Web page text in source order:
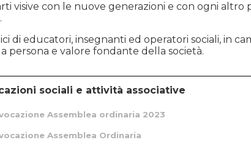
visive con le nuove generazioni e con ogni altro
di educatori, insegnanti ed operatori sociali, in
persona e valore fondante della società.
sociali e attività associative
Assemblea ordinaria 2023
Assemblea Ordinaria